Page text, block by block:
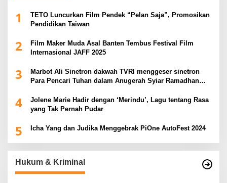
1
TETO Luncurkan Film Pendek “Pelan Saja”, Promosikan
Pendidikan Taiwan
2
Film Maker Muda Asal Banten Tembus Festival Film
Internasional JAFF 2025
3
Marbot Ali Sinetron dakwah TVRI menggeser sinetron
Para Pencari Tuhan dalam Anugerah Syiar Ramadhan
4
Jolene Marie Hadir dengan ‘Merindu’, Lagu tentang Rasa
yang Tak Pernah Pudar
5 Icha Yang dan Judika Menggebrak PiOne AutoFest 2024
Hukum & Kriminal